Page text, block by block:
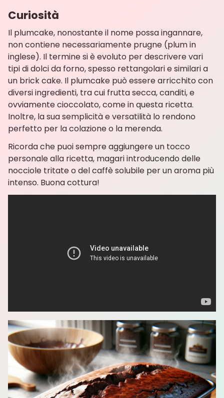
Curiosità
Il plumcake, nonostante il nome possa ingannare,
non contiene necessariamente prugne (plum in
inglese). Il termine si è evoluto per descrivere vari
tipi di dolci da forno, spesso rettangolari e similari a
un brick cake. Il plumcake può essere arricchito con
diversi ingredienti, tra cui frutta secca, canditi, e
ovviamente cioccolato, come in questa ricetta.
Inoltre, la sua semplicità e versatilità lo rendono
perfetto per la colazione o la merenda.
Ricorda che puoi sempre aggiungere un tocco
personale alla ricetta, magari introducendo delle
nocciole tritate o del caffè solubile per un aroma più
intenso. Buona cottura!